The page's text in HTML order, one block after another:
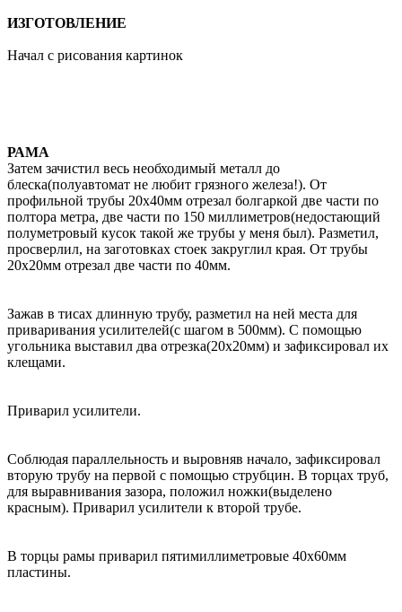
ИЗГОТОВЛЕНИЕ
Начал с рисования картинок
РАМА
Затем зачистил весь необходимый металл до
блеска(полуавтомат не любит грязного железа!). От
профильной трубы 20х40мм отрезал болгаркой две части по
полтора метра, две части по 150 миллиметров(недостающий
полуметровый кусок такой же трубы у меня был). Разметил,
просверлил, на заготовках стоек закруглил края. От трубы
20х20мм отрезал две части по 40мм.
Зажав в тисах длинную трубу, разметил на ней места для
приваривания усилителей(с шагом в 500мм). С помощью
угольника выставил два отрезка(20х20мм) и зафиксировал их
клещами.
Приварил усилители.
Соблюдая параллельность и выровняв начало, зафиксировал
вторую трубу на первой с помощью струбцин. В торцах труб,
для выравнивания зазора, положил ножки(выделено
красным). Приварил усилители к второй трубе.
В торцы рамы приварил пятимиллиметровые 40х60мм
пластины.